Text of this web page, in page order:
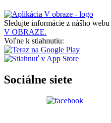
Sledujte informácie z nášho
V OBRAZE.
Voľne k stiahnutiu:
Sociálne siete